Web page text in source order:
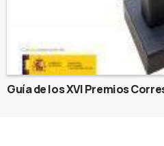
Guía de los XVI Premios